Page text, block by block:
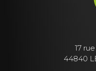
17
44840